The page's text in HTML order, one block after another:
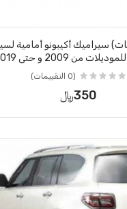
سيراميك أكيبونو أمامية
من 2009 و حتى 2019
(0 التقييمات)
350﷼